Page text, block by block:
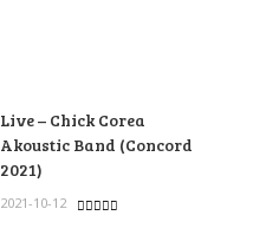
Live – Chick Corea
Akoustic Band (Concord
2021)
2021-10-12